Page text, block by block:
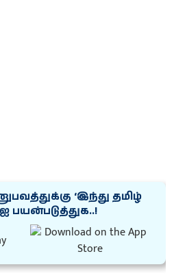
‘இந்து தமிழ்
ஐ பயன்படுத்துக..!